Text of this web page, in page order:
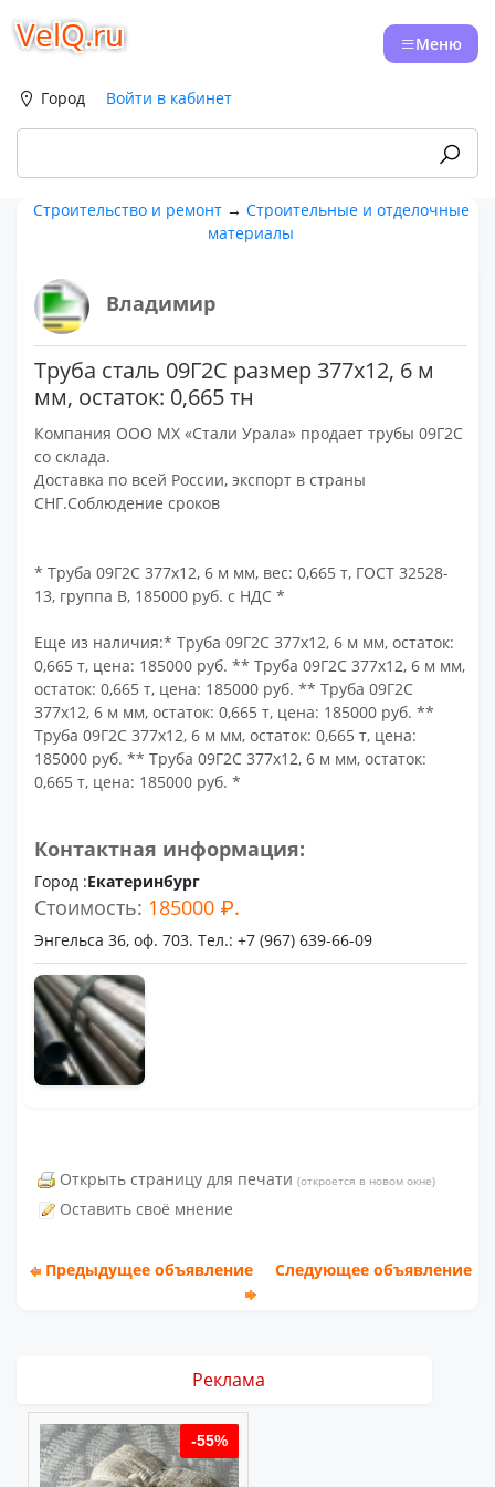
VelQ.ru Меню
Город Войти в кабинет
Строительство и ремонт→ Строительные и отделочные
материалы
Владимир
Труба сталь 09Г2С размер 377х12, 6 м
мм, остаток: 0,665 тн
Компания ООО МХ «Стали Урала» продает трубы 09Г2С
со склада.
Доставка по всей России, экспорт в страны
СНГ.Соблюдение сроков
* Труба 09Г2С 377х12, 6 м мм, вес: 0,665 т, ГОСТ 32528-
13, группа В, 185000 руб. с НДС *
Еще из наличия:* Труба 09Г2С 377х12, 6 м мм, остаток:
0,665 т, цена: 185000 руб. ** Труба 09Г2С 377х12, 6 м мм,
остаток: 0,665 т, цена: 185000 руб. ** Труба 09Г2С
377х12, 6 м мм, остаток: 0,665 т, цена: 185000 руб. **
Труба 09Г2С 377х12, 6 м мм, остаток: 0,665 т, цена:
185000 руб. ** Труба 09Г2С 377х12, 6 м мм, остаток:
0,665 т, цена: 185000 руб. *
Контактная информация:
Город :Екатеринбург
Стоимость: 185000 ₽.
Энгельса 36, оф. 703. Тел.: +7 (967) 639-66-09
Открыть страницу для печати (откроется в новом окне)
Оставить своё мнение
Предыдущее объявление Следующее объявление
Реклама
-55%